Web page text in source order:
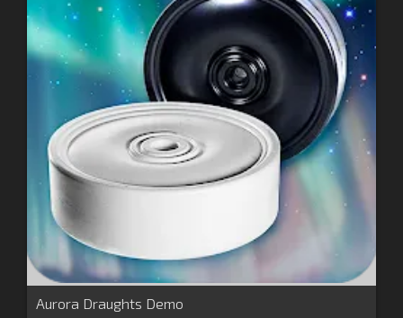
Aurora Draughts Demo